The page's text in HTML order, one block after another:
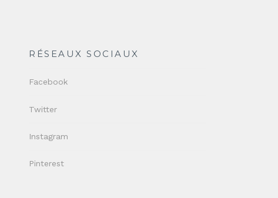
RÉSEAUX SOCIAUX
Facebook
Twitter
Instagram
Pinterest